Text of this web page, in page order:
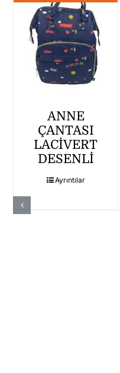
ANNE
ÇANTASI
LACİVERT
DESENLİ
Ayrıntılar